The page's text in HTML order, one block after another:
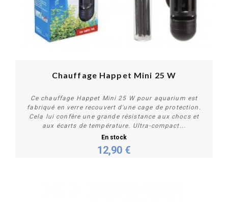
Acheter
Chauffage Happet Mini 25 W
Ce chauffage Happet Mini 25 W pour aquarium est
fabriqué en verre recouvert d'une cage de protection.
Cela lui confère une grande résistance aux chocs et
aux écarts de température. Ultra-compact...
En stock
12,90 €